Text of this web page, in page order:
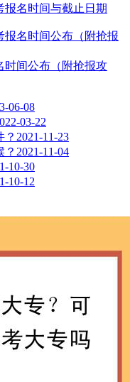
报名时间与截止日期
报名时间公布（附抢报
时间公布（附抢报攻
06-08
03-22
？ 2021-11-23
？ 2021-11-04
10-30
10-12